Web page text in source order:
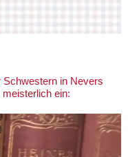
Schwestern in Nevers
ein: